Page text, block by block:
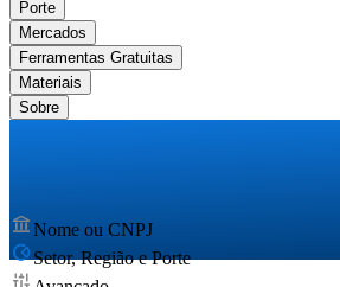
Porte
Mercados
Ferramentas Gratuitas
Materiais
Sobre
Nome ou CNPJ
Setor, Região e Porte